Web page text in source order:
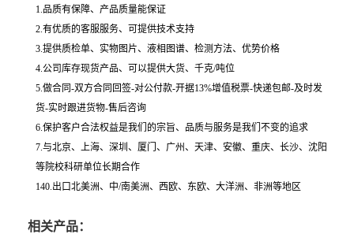
1.品质有保障、产品质量能保证
2.有优质的客服服务、可提供技术支持
3.提供质检单、实物图片、液相图谱、检测方法、优势价格
4.公司库存现货产品、可以提供大货、千克/吨位
5.做合同-双方合同回签-对公付款-开据13%增值税票-快递包邮-及时发
货-实时跟进货物-售后咨询
6.保护客户合法权益是我们的宗旨、品质与服务是我们不变的追求
7.与北京、上海、深圳、厦门、广州、天津、安徽、重庆、长沙、沈阳
等院校科研单位长期合作
140.出口北美洲、中/南美洲、西欧、东欧、大洋洲、非洲等地区
相关产品：